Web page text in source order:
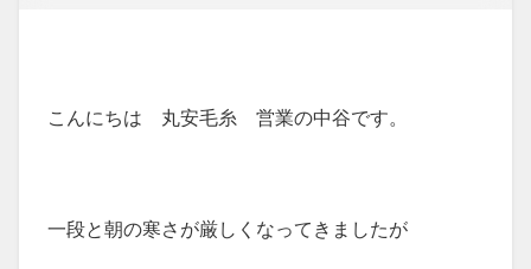
こんにちは 丸安毛糸 営業の中谷です。
一段と朝の寒さが厳しくなってきましたが